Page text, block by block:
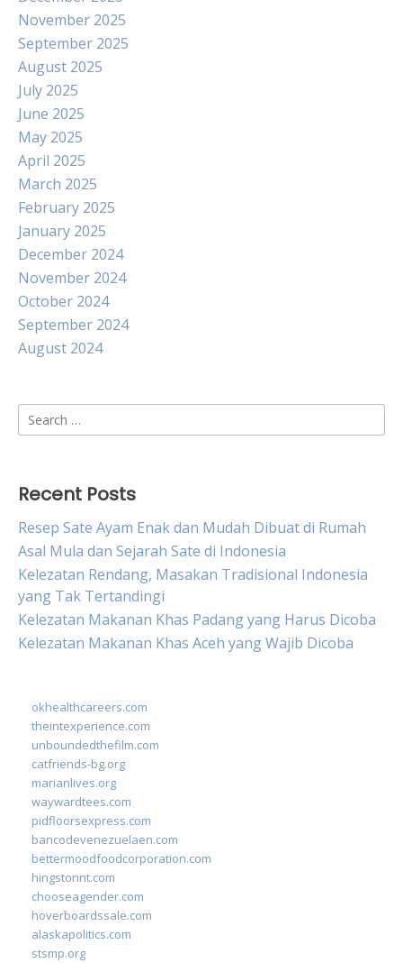
November 2025
September 2025
August 2025
July 2025
June 2025
May 2025
April 2025
March 2025
February 2025
January 2025
December 2024
November 2024
October 2024
September 2024
August 2024
Search
for:
Recent Posts
Resep Sate Ayam Enak dan Mudah Dibuat di Rumah
Asal Mula dan Sejarah Sate di Indonesia
Kelezatan Rendang, Masakan Tradisional Indonesia
yang Tak Tertandingi
Kelezatan Makanan Khas Padang yang Harus Dicoba
Kelezatan Makanan Khas Aceh yang Wajib Dicoba
okhealthcareers.com
theintexperience.com
unboundedthefilm.com
catfriends-bg.org
marianlives.org
waywardtees.com
pidfloorsexpress.com
bancodevenezuelaen.com
bettermoodfoodcorporation.com
hingstonnt.com
chooseagender.com
hoverboardssale.com
alaskapolitics.com
stsmp.org